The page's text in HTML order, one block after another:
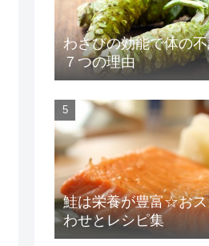
わさびの効能で体の
７つの理由
鮭は栄養が豊富☆おス
わせとレシピ集